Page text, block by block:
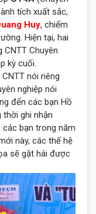
tích xuất sắc,
Huy, chiếm
Hiện tại, hai
Chuyên
kỳ cuối.
nói riêng
nghiệp nói
đến các bạn Hồ
thời ghi nhận
bạn trong năm
này, các thế hệ
sẽ gặt hái được